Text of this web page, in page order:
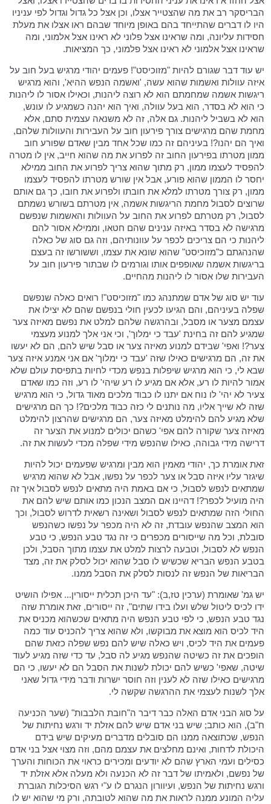
הבריסקר רב את מה שהצטייר אצלו, וכן אצל כל גדול וגדול לפי עניניו
היו לו דברים שהתייחד בהם באופן מיוחד שבהם ראו אצלו את מעלת
חסידות עליונה, ומה שראינו אצל פלוני לא ראינו אצל אלמוני, ומה
שראינו אצל אלמוני לא ראינו אצל פלמוני, כך המציאות.
יש עוד דבר שגורם להיות "מזוכיסט"! פעמים יהודי מרגיש בעל חוב על
איזה עוולות ואשמות שהוא עשה, 'ואשמה הנפש ההיא', והוא מרגיש
ריגשות אשמה שמחמתם הוא לא רוצה ליהנות, וכאילו אסור לו ליהנות
כי הוא לא בסדר, הוא בעל עוולה, ואיך הוא יהנה כשמגיע לו עונש,
הוא לא בשביל ליהנות. גם אלה, זה לא משנאה עצמית סתם, אלא
מחמת שהם מרגישים צורך פירעון חוב על העבירות והעוולות שלהם,
ואיך הם יהנו?! בעיניהם זה כמו שכל אחד מבין שאדם שפורע חוב
ממון מטרתו בפירעון החוב זה לפרוע את מה שהוא חייב, אין לו מטרה
להפסיד לעצמו ממון, רק מתוך שהוא צריך לפרוע את החוב ממילא
יחסר לו הממון שהוא פורע, אבל אין שורש מטרתו להפסיד לעצמו
ממון, רק צורך מטרתו למלא את חובתו ולפרוע את חובו, כך גם אותם
שרוצים לסבול מחמת הריגשות אשמה, אין מטרתם בשורש נשמתם
לסבול, רק מטרתם לפרוע את החוב על העוולות והאשמות שנפשם
מרגישה לא בסדר באיזה ענינים שהם חטאו, וממילא אסור להם
ליהנות כי הם צריכים לכפר על עוונותיהם, וזה גם סוג של כאלה
שהנהגתם כ"מזוכיסט" שהוא שונא את עצמו, וששורשו זה בעצם
בריגשות אשמה שאופפים אותו וגורמים לו שבתור פירעון חוב על
העבירות שלו אסור לו ליהנות מהחיים.
עוד יש סוג של אדם שמתנהג כמו "מזוכיסט"! רואים כאלה שנפשם
שפלה בעיניהם, והם הגיעו לכעין חולי בנפשם שהם לא יצילו את
עצמם מצער או מסבל, ובהרגשה שלהם למלט את נפשם מאיזה צער
שמגיע להם זה בחינת 'עבד כי ימלוך', וכי אני אלך למנוע מעצמי
צער?! ואפי' שבידם למנוע מאיזה צער או סבל שיש להם, הם לא יעשו
את זה, הם מרגישים כאילו שזה 'עבד כי ימלוך' אם אני אמנע איזה צער
שבא לי, כי הוא מרגיש שיפלות בנפש מכדי לחיות בתפיסת עולם שלא
אמור להיות לו רע, אלא אם מגיע לו רע שיהי' לו רע, וזה כמו שאדם
צעיר לא יהי' לו נוח אם יתנו לו כבוד מלכים מאוד גדול, כי הוא מרגיש
שזה לא שייך אליו, מה נותנים לי כזה כבוד מלכים?! כך הם מרגישים
שלא מגיע להם להימלט מאיזה צער, הם מרגישים שהרצון להימלט
מאיזה צער שקורה להם אפי' כשהם יכולים למנוע את הצער זה
דרישה מידי גבוהה, כאילו שהנפש מידי שפלה מכדי לעשות את זה.
זאת אומרת כך, יהודי מאמין הוא מבין ומרגיש שפעמים יכול להיות
שיגזר עליו איזה סבל או צער לכפר על נפשו, אבל לא שהוא מרגיש
שמתאים לנפש לסבול, כי אם באמת היה מתאים לנפש לסבול איך זה
היה מועיל לכפר?! דהיינו אם המצב הנכון כמו אותם שיש להם את
החולי הזה שמתאים לנפש לסבול ושאינה רשאית לדרוש לסבול, וכך
הוא המצב שהנפש עובדת, זה לא היה מכפר על נפשו כשהנפש
סובלת, וכל מה שייסורים מכפרים כי זה נגד טבע הנפש, כי טבע
הנפש לא לסבול, וטבעה לרצות למלט את עצמו מתוך הסבל, ולכן
בטבע הנפש הבריא שכשיש לו סבל שהוא יכול לסלק את זה, מצד
הבריאות של הנפש זה לנסות לסלק את הסבל ממנו.
יש גמ' שאומרת (ערכין טז,ב): "עד היכן תכלית ייסורין... אפילו הושיט
ידו לכיס ליטול שלש ועלו בידו שתים", זה ייסורים, זאת אומרת שזה
נגד טבע הנפש, כי לפי טבע הנפש היה מתאים שכשהוא מכניס את
היד לכיס הוא מוצא את מבוקשו, ולא שהוא צריך להכניס עוד כמה
פעמים את היד לכיס, ויש כאלה שיש להם נפש שפלה כזאת שהם
הופכים את זה כשיטה שהנפש מגיע לה סבל, עד כדי שזה מגיע לעוד
שיטה, שאפי' כשיש להם יכולת לשנות את הסבל הם לא יעשו, כי הם
מרגישים כאילו שזה לא לענין וזה חוסר ישרות ודבר מידי גדול שאני
אלך לשנות לעצמי את ההרגשה שקשה לי.
על סוג הבני אדם האלה כבר דיבר ה"חובת הלבבות" (שער הכניעה
ח"ב), הוא כותב; שיש בני אדם שיש להם אזלת יד ורגש נחיתות של
הנפש, שכתוצאה ממנו הם סובלים מדברים מעיקים שיש בידם
היכולת לדחות, ואינם מחלצים את עצמם מהם, וזה מצוי אצל בני אדם
כסילים ועמי הארץ שהם לא יודעים ומכירים כראוי את הכוחות והערך
של נפשם, ולאמיתו של דבר זה לא הכנעה ולא מעלה אלא אזלת יד
ורגש נחיתות של הנפש, ועיוורון הנגרם לו ע"י רגש הסיכלות הגוברת
עליה המונע ממנה לראות את מה שהוא לטובתה, ורק מי שהוא יש לו